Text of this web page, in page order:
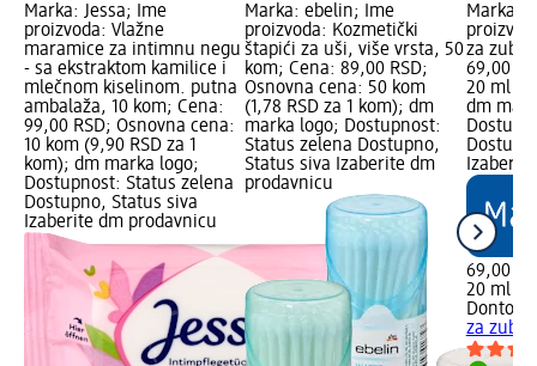
Marka: Jessa; Ime
proizvoda: Vlažne
maramice za intimnu negu
- sa ekstraktom kamilice i
mlečnom kiselinom. putna
ambalaža, 10 kom; Cena:
99,00 RSD; Osnovna cena:
10 kom (9,90 RSD za 1
kom); dm marka logo;
Dostupnost: Status zelena
Dostupno, Status siva
Izaberite dm prodavnicu
Marka: ebelin; Ime
proizvoda: Kozmetički
štapići za uši, više vrsta, 50
kom; Cena: 89,00 RSD;
Osnovna cena: 50 kom
(1,78 RSD za 1 kom); dm
marka logo; Dostupnost:
Status zelena Dostupno,
Status siva Izaberite dm
prodavnicu
Marka:
za
69,00
20 ml
dm
69,00
20 ml
za